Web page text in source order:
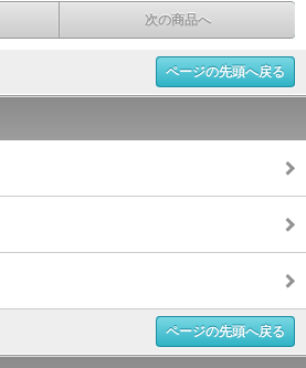
次の商品へ
ページの先頭へ戻る
ページの先頭へ戻る